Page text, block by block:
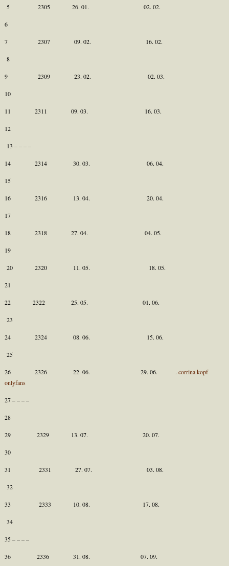
5 2305 26. 01. 02. 02.
6
7 2307 09. 02. 16. 02.
8
9 2309 23. 02. 02. 03.
10
11 2311 09. 03. 16. 03.
12
13 – – – –
14 2314 30. 03. 06. 04.
15
16 2316 13. 04. 20. 04.
17
18 2318 27. 04. 04. 05.
19
20 2320 11. 05. 18. 05.
21
22 2322 25. 05. 01. 06.
23
24 2324 08. 06. 15. 06.
25
26 2326 22. 06. 29. 06. .corrina kopf
onlyfans
27 – – – –
28
29 2329 13. 07. 20. 07.
30
31 2331 27. 07. 03. 08.
32
33 2333 10. 08. 17. 08.
34
35 – – – –
36 2336 31. 08. 07. 09.